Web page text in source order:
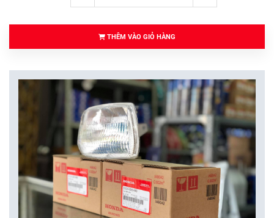
THÊM VÀO GIỎ HÀNG